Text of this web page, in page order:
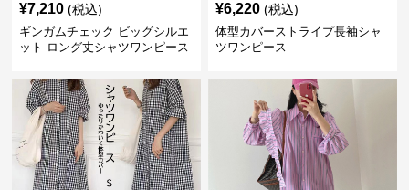
¥7,210 (税込)
ギンガムチェック ビッグシルエ
ット ロング丈シャツワンピース
¥6,220 (税込)
体型カバーストライプ長袖シャ
ツワンピース